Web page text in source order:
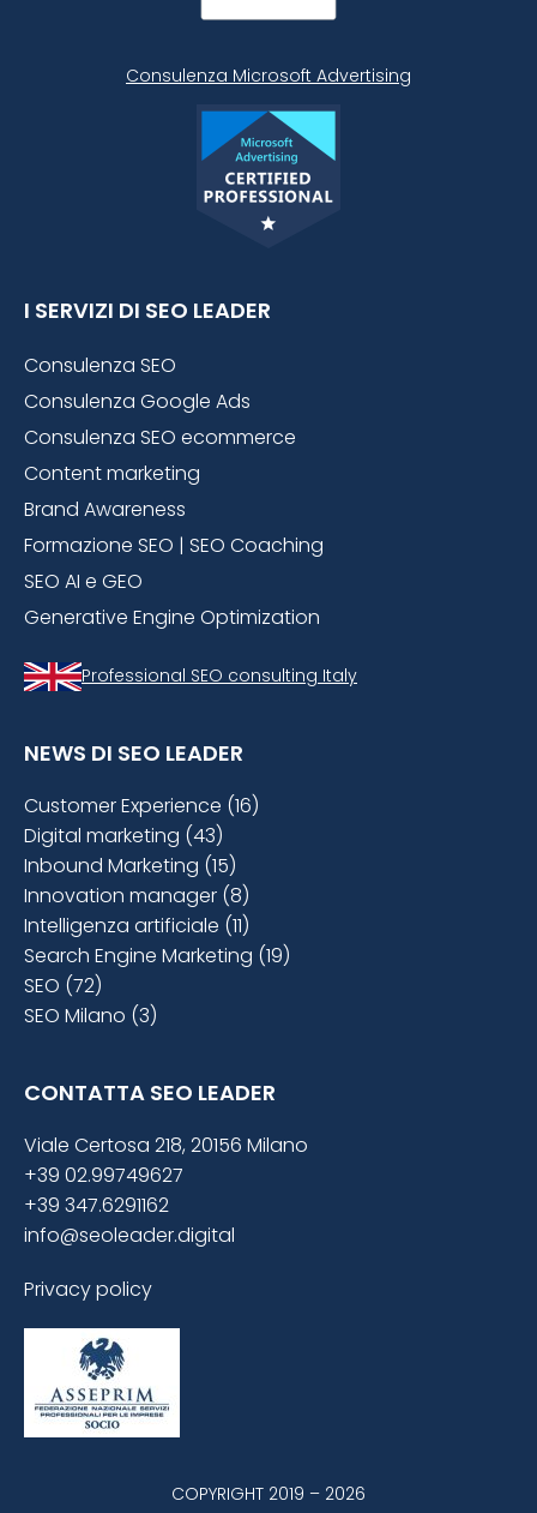
Consulenza Microsoft Advertising
I SERVIZI DI SEO LEADER
Consulenza SEO
Consulenza Google Ads
Consulenza SEO ecommerce
Content marketing
Brand Awareness
Formazione SEO | SEO Coaching
SEO AI e GEO
Generative Engine Optimization
Professional SEO consulting Italy
NEWS DI SEO LEADER
Customer Experience (16)
Digital marketing (43)
Inbound Marketing (15)
Innovation manager (8)
Intelligenza artificiale (11)
Search Engine Marketing (19)
SEO (72)
SEO Milano (3)
CONTATTA SEO LEADER
Viale Certosa 218, 20156 Milano
+39 02.99749627
+39 347.6291162
info@seoleader.digital
Privacy policy
COPYRIGHT 2019 – 2026